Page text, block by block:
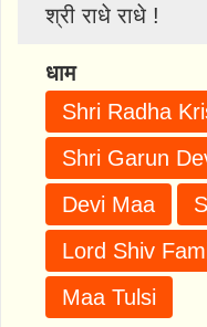
श्री राधे राधे !
धाम
Shri Radha
Shri Garun
Devi Maa
Lord Shiv
Maa Tulsi